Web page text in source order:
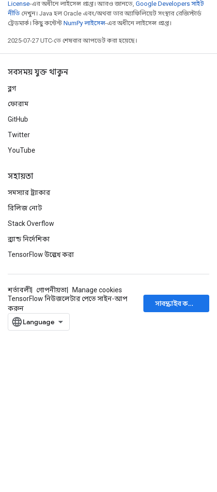
License-এর অধীনে লাইসেন্স প্রাপ্ত। আরও জানতে, Google Developers সাইট
নীতি দেখুন। Java হল Oracle এবং/অথবা তার অ্যাফিলিয়েট সংস্থার রেজিস্টার্ড
ট্রেডমার্ক। কিছু কন্টেন্ট NumPy লাইসেন্স-এর অধীনে লাইসেন্স প্রাপ্ত।
2025-07-27 UTC-তে শেষবার আপডেট করা হয়েছে।
সবসময় যুক্ত থাকুন
ব্লগ
ফোরাম
GitHub
Twitter
YouTube
সহায়তা
সমস্যার ট্র্যাকার
রিলিজ নোট
Stack Overflow
ব্র্যান্ড নির্দেশিকা
TensorFlow উল্লেখ করা
শর্তাবলী গোপনীয়তা
Manage cookies
TensorFlow নিউজলেটার পেতে সাইন-আপ
করুন
সাবস্ক্রাইব করুন